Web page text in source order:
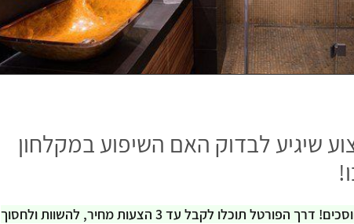
שיגיע לבדוק האם השיפוע במקלחון
בפורטל בדקליק משווים וחוסכים! דרך הפורטל תוכלו לקבל עד 3 הצעות מחיר, להשוות ולחסוך